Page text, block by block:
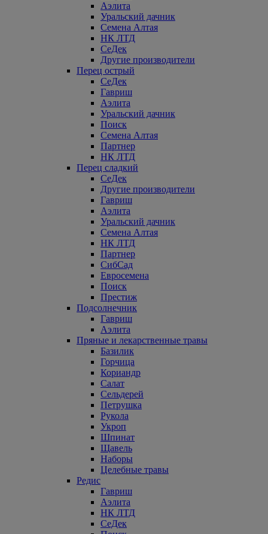
Аэлита
Уральский дачник
Семена Алтая
НК ЛТД
СеДек
Другие производители
Перец острый
СеДек
Гавриш
Аэлита
Уральский дачник
Поиск
Семена Алтая
Партнер
НК ЛТД
Перец сладкий
СеДек
Другие производители
Гавриш
Аэлита
Уральский дачник
Семена Алтая
НК ЛТД
Партнер
СибСад
Евросемена
Поиск
Престиж
Подсолнечник
Гавриш
Аэлита
Пряные и лекарственные травы
Базилик
Горчица
Кориандр
Салат
Сельдерей
Петрушка
Рукола
Укроп
Шпинат
Щавель
Наборы
Целебные травы
Редис
Гавриш
Аэлита
НК ЛТД
СеДек